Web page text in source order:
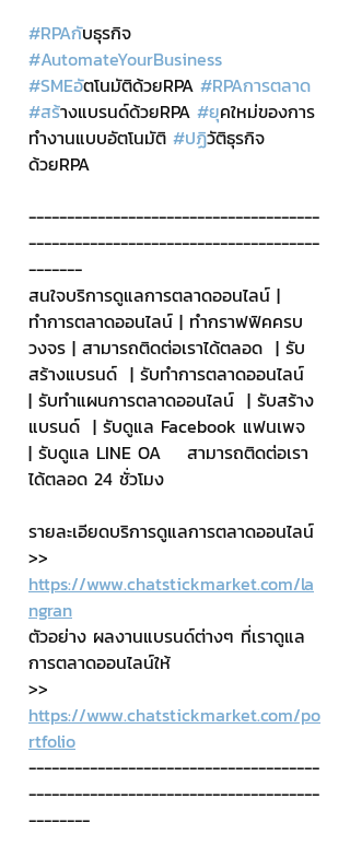
#RPAกับธุรกิจ
#AutomateYourBusiness
#SMEอัตโนมัติด้วยRPA #RPAการตลาด
#สร้างแบรนด์ด้วยRPA #ยุคใหม่ของการ
ทำงานแบบอัตโนมัติ #ปฏิวัติธุรกิจ
ด้วยRPA
--------------------------------------
--------------------------------------
-------
สนใจบริการดูแลการตลาดออนไลน์ |
ทำการตลาดออนไลน์ | ทำกราฟฟิคครบ
วงจร | สามารถติดต่อเราได้ตลอด  | รับ
สร้างแบรนด์  | รับทำการตลาดออนไลน์
| รับทำแผนการตลาดออนไลน์  | รับสร้าง
แบรนด์  | รับดูแล Facebook แฟนเพจ
| รับดูแล LINE OA    สามารถติดต่อเรา
ได้ตลอด 24 ชั่วโมง
รายละเอียดบริการดูแลการตลาดออนไลน์
>>
https://www.chatstickmarket.com/la
ngran
ตัวอย่าง ผลงานแบรนด์ต่างๆ ที่เราดูแล
การตลาดออนไลน์ให้
>>
https://www.chatstickmarket.com/po
rtfolio
--------------------------------------
--------------------------------------
--------